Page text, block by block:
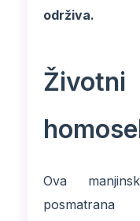
održiva.
Ova